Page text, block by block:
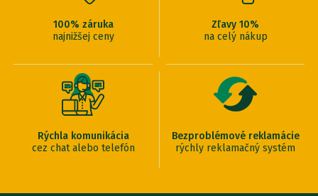
100% záruka
najnižšej ceny
Zľavy 10%
na celý nákup
Rýchla komunikácia
cez chat alebo telefón
Bezproblémové reklamácie
rýchly reklamačný systém